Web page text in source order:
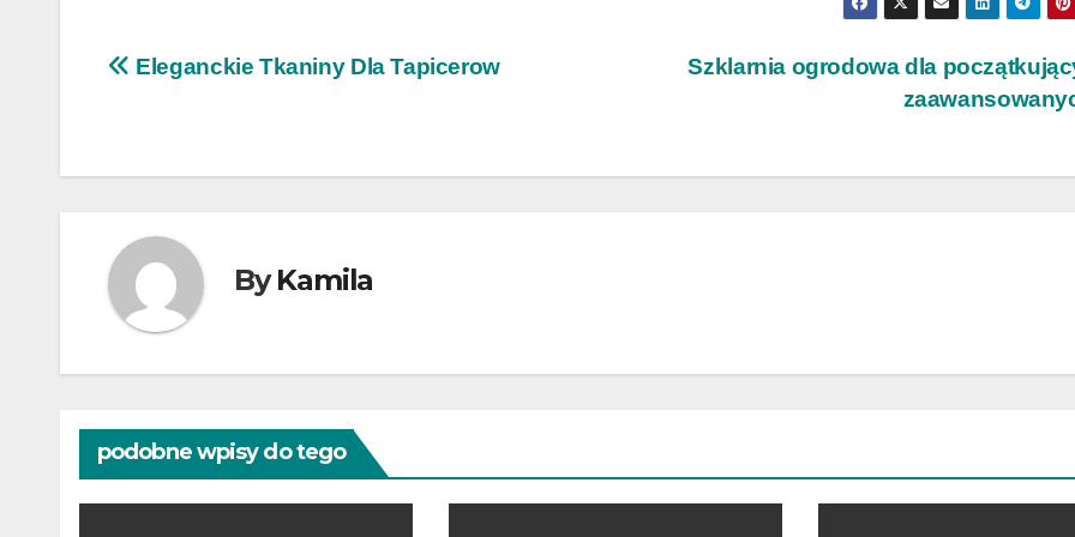
Nawigacja
Szklarnia ogrodowa dla
Eleganckie Tkaniny Dla Tapicerow
ByKamila
podobne wpisy do tego